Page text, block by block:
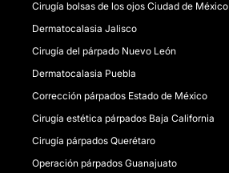
Cirugía bolsas de los ojos Ciudad de México
Dermatocalasia Jalisco
Cirugía del párpado Nuevo León
Dermatocalasia Puebla
Corrección párpados Estado de México
Cirugía estética párpados Baja California
Cirugía párpados Querétaro
Operación párpados Guanajuato